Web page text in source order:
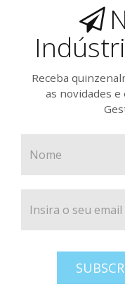
Receba
as novidades